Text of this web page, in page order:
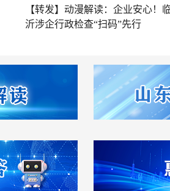
【转发】动漫解读：企业安心！
沂涉企行政检查“扫码”先行